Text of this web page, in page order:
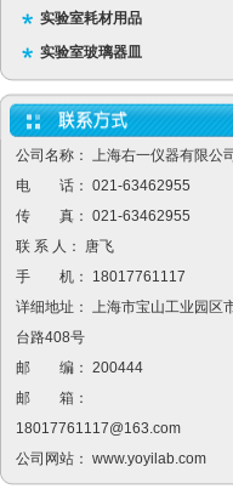
实验室耗材用品
实验室玻璃器皿
公司名称： 上海右一仪器有限公司
电 话： 021-63462955
传 真： 021-63462955
联 系 人： 唐飞
手 机： 18017761117
详细地址： 上海市宝山工业园区
台路408号
邮 编： 200444
邮 箱：
18017761117@163.com
公司网站： www.yoyilab.com